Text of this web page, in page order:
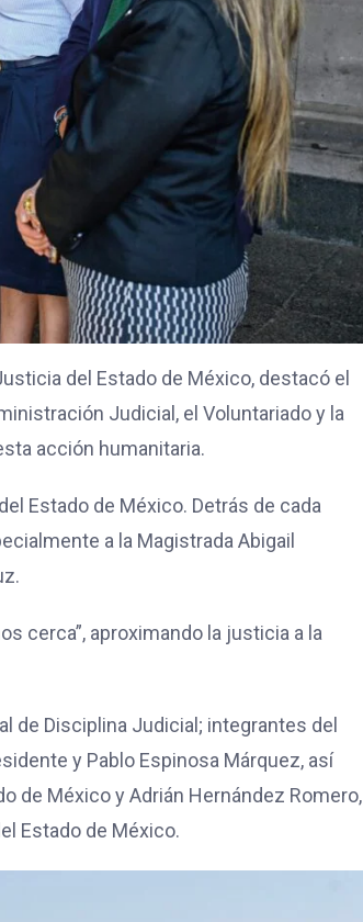
del Estado de México, destacó el
Judicial, el Voluntariado y la
acción humanitaria.
Estado de México. Detrás de cada
a la Magistrada Abigail
cerca”, aproximando la justicia a la
de Disciplina Judicial; integrantes del
y Pablo Espinosa Márquez, así
de México y Adrián Hernández Romero,
Estado de México.